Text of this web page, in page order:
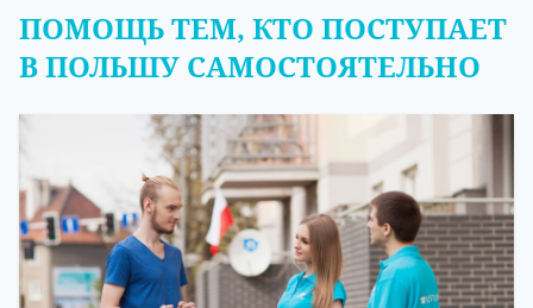
ПОМОЩЬ ТЕМ, КТО ПОСТУПАЕТ
В ПОЛЬШУ САМОСТОЯТЕЛЬНО